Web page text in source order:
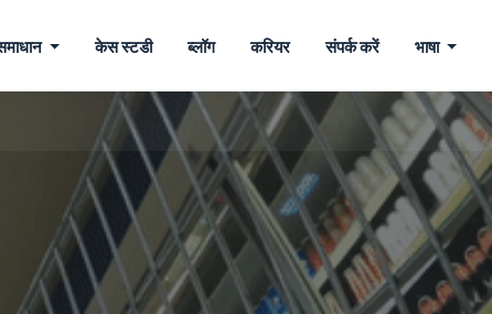
केस स्टडी ब्लॉग करियर संपर्क करें भाषा